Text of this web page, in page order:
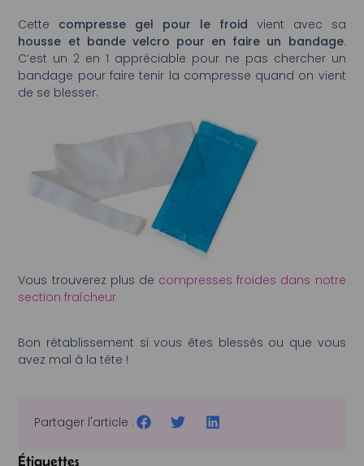
Cette compresse gel pour le froid vient avec sa
housse et bande velcro pour en faire un bandage.
C’est un 2 en 1 appréciable pour ne pas chercher un
bandage pour faire tenir la compresse quand on vient
de se blesser.
Vous trouverez plus de compresses froides dans notre
section fraîcheur
Bon rétablissement si vous êtes blessés ou que vous
avez mal à la tête !
Partager l'article :
Étiquettes